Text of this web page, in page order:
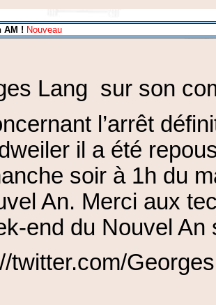
AM ! Nouveau
Lang sur son
l’arrêt
il a été
soir à 1h du
An. Merci aux
end du Nouvel
twitter.com/